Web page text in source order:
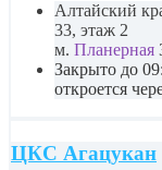
Алтайский
33, этаж 2
м. Планерная
Закрыто до
откроется
ЦКС Агацукан